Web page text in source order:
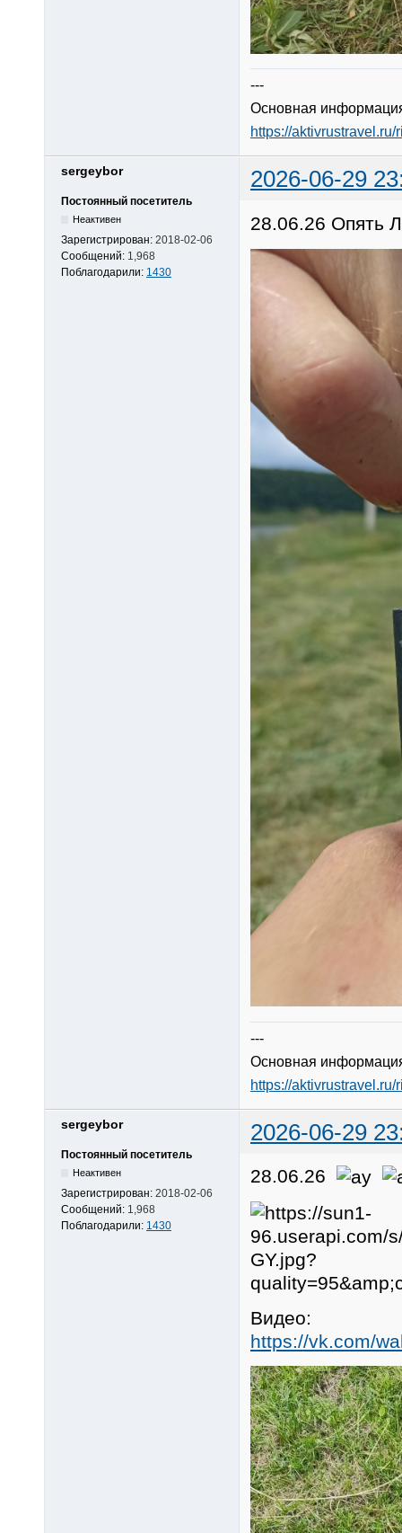
---
Основная
https://
sergeybor 2026-06-29
Постоянный посетитель
Неактивен
Зарегистрирован: 2018-02-06
Сообщений: 1,968
Поблагодарили: 1430
28.06.26 Опять
---
Основная
https://
sergeybor 2026-06-29
Постоянный посетитель
Неактивен
Зарегистрирован: 2018-02-06
Сообщений: 1,968
Поблагодарили: 1430
28.06.26
Видео:
https://vk.com/